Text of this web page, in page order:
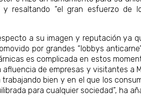
resaltando “el gran esfuerzo de
a su imagen y reputación ya
por grandes “lobbys
es complicada en estos
de empresas y visitantes a
bien y en el que los
para cualquier sociedad”, ha